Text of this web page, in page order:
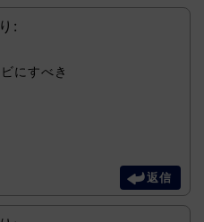
:
にすべき
返信